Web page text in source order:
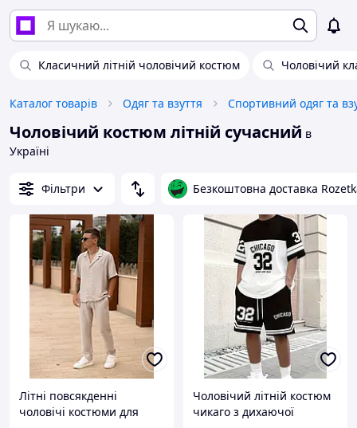
Класичний літній чоловічий костюм Чоловічий
Каталог товарів Одяг та взуття Спортивний одяг та
Чоловічий костюм літній сучасний в
Україні
Фільтри Безкоштовна доставка
Літні повсякденні
чоловічі костюми для
Чоловічий літній костюм
чикаго з дихаючої